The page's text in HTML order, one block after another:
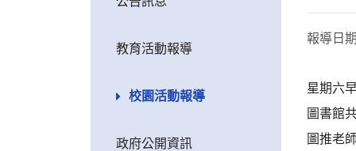
教育活動報導
校園活動報導
政府公開資訊
報導日
星期六
圖書館
圖推老